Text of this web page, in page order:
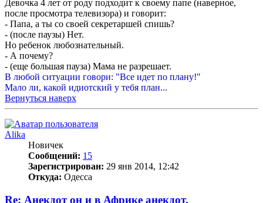
Девочка 4 лет от роду подходит к своему папе (наверное,
после просмотра телевизора) и говорит:
- Папа, а ты со своей секретаршей спишь?
- (после паузы) Нет.
Но ребенок любознательный.
- А почему?
- (еще большая пауза) Мама не разрешает.
В любой ситуации говори: "Все идет по плану!"
Мало ли, какой идиотский у тебя план...
Вернуться наверх
Alika
Новичек
Сообщений: 15
Зарегистрирован: 29 янв 2014, 12:42
Откуда: Одесса
Re: Анекдот он и в Африке анекдот.